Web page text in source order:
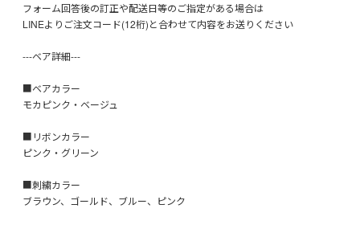
フォーム回答後の訂正や配送日等のご指定がある場合は
LINEよりご注文コード(12桁)と合わせて内容をお送りください
---ベア詳細---
■ベアカラー
モカピンク・ベージュ
■リボンカラー
ピンク・グリーン
■刺繍カラー
ブラウン、ゴールド、ブルー、ピンク